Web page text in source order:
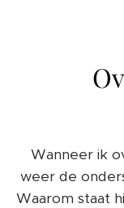
Wanneer ik
weer de
Waarom staat